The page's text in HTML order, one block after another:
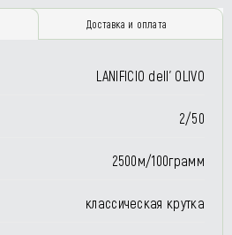
Доставка и оплата
LANIFICIO dell’ OLIVO
2/50
2500м/100грамм
классическая крутка